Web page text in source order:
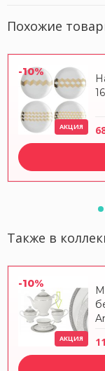
Похожие
-10%
АКЦИЯ
Также в
-10%
АКЦИЯ